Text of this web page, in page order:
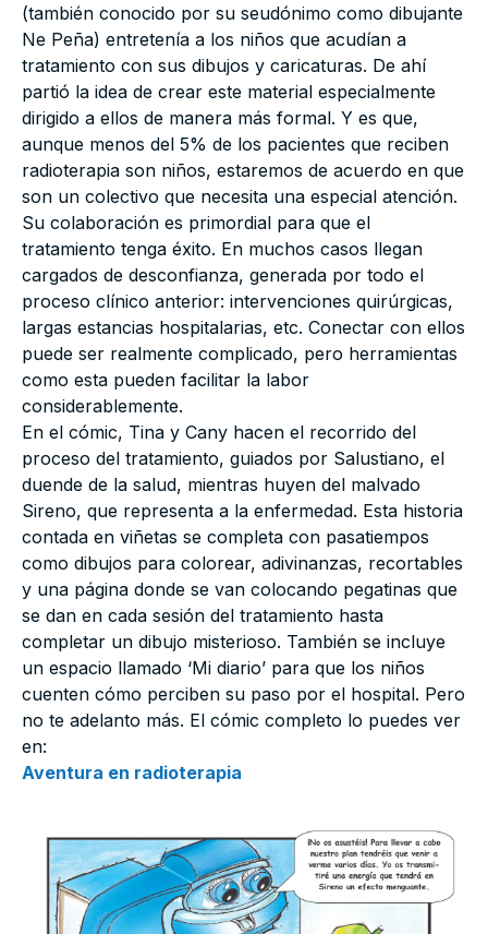
(también conocido por su seudónimo como dibujante
Ne Peña) entretenía a los niños que acudían a
tratamiento con sus dibujos y caricaturas. De ahí
partió la idea de crear este material especialmente
dirigido a ellos de manera más formal. Y es que,
aunque menos del 5% de los pacientes que reciben
radioterapia son niños, estaremos de acuerdo en que
son un colectivo que necesita una especial atención.
Su colaboración es primordial para que el
tratamiento tenga éxito. En muchos casos llegan
cargados de desconfianza, generada por todo el
proceso clínico anterior: intervenciones quirúrgicas,
largas estancias hospitalarias, etc. Conectar con ellos
puede ser realmente complicado, pero herramientas
como esta pueden facilitar la labor
considerablemente.
En el cómic, Tina y Cany hacen el recorrido del
proceso del tratamiento, guiados por Salustiano, el
duende de la salud, mientras huyen del malvado
Sireno, que representa a la enfermedad. Esta historia
contada en viñetas se completa con pasatiempos
como dibujos para colorear, adivinanzas, recortables
y una página donde se van colocando pegatinas que
se dan en cada sesión del tratamiento hasta
completar un dibujo misterioso. También se incluye
un espacio llamado ‘Mi diario’ para que los niños
cuenten cómo perciben su paso por el hospital. Pero
no te adelanto más. El cómic completo lo puedes ver
en:
Aventura en radioterapia